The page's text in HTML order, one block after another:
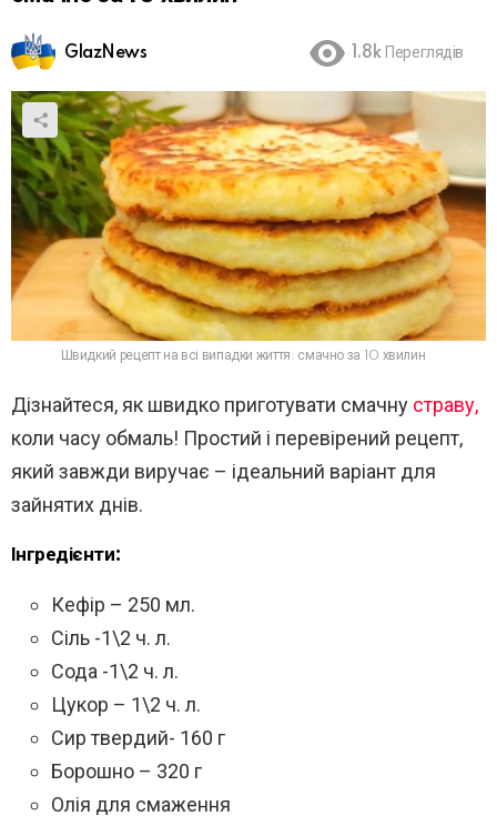
GlazNews 1.8k Переглядів
Швидкий рецепт на всі випадки життя: смачно за 10 хвилин
Дізнайтеся, як швидко приготувати смачну страву,
коли часу обмаль! Простий і перевірений рецепт,
який завжди виручає – ідеальний варіант для
зайнятих днів.
Інгредієнти:
Кефір – 250 мл.
Сіль -1\2 ч. л.
Сода -1\2 ч. л.
Цукор – 1\2 ч. л.
Сир твердий- 160 г
Борошно – 320 г
Олія для смаження